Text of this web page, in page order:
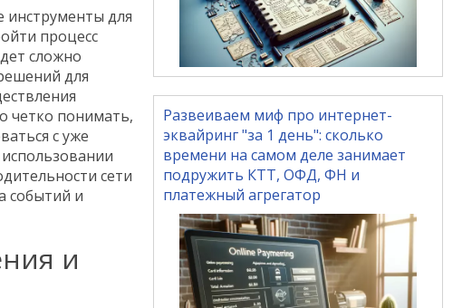
инструменты для
процесс
сложно
для
четко понимать,
с уже
сети
событий и
и
Развеиваем миф про интернет-
эквайринг "за 1 день": сколько
времени на самом деле занимает
подружить КТТ, ОФД, ФН и
платежный агрегатор